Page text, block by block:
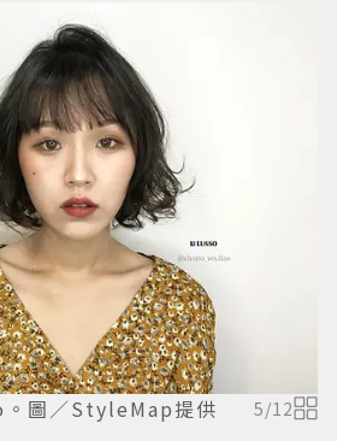
圖／StyleMap提供 5/12